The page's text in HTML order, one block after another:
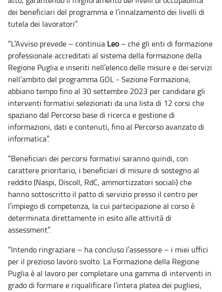
dei beneficiari del programma e l’innalzamento dei livelli di
tutela dei lavoratori”.
“L’Avviso prevede – continua Leo– che gli enti di formazione
professionale accreditati al sistema della formazione della
Regione Puglia e inseriti nell’elenco delle misure e dei servizi
nell’ambito del programma GOL - Sezione Formazione,
abbiano tempo fino al 30 settembre 2023 per candidare gli
interventi formativi selezionati da una lista di 12 corsi che
spaziano dal Percorso base di ricerca e gestione di
informazioni, dati e contenuti, fino al Percorso avanzato di
informatica”.
“Beneficiari dei percorsi formativi saranno quindi, con
carattere prioritario, i beneficiari di misure di sostegno al
reddito (Naspi, Discoll, RdC, ammortizzatori sociali) che
hanno sottoscritto il patto di servizio presso il centro per
l’impiego di competenza, la cui partecipazione al corso è
determinata direttamente in esito alle attività di
assessment”.
“Intendo ringraziare – ha concluso l’assessore – i miei uffici
per il prezioso lavoro svolto. La Formazione della Regione
Puglia è al lavoro per completare una gamma di interventi in
grado di formare e riqualificare l’intera platea dei pugliesi,